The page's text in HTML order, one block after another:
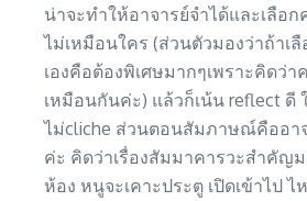
น่าจะทำให้อาจารย์จำได้และเลือ
ไม่เหมือนใคร (ส่วนตัวมองว่าถ้าเลื
เองคือต้องพิเศษมากๆเพราะคิดว่า
เหมือนกันค่ะ) แล้วก็เน้น reflect ดี
ไม่cliche ส่วนตอนสัมภาษณ์คืออา
ค่ะ คิดว่าเรื่องสัมมาคารวะสำคัญ
ห้อง หนูจะเคาะประตู เปิดเข้าไป